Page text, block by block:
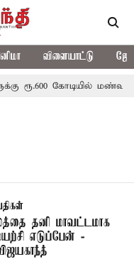
விளையாட்டு
ரூ.600 கோடியில் மண்வள
தனி மாவட்டமாக
எடுப்பேன் -